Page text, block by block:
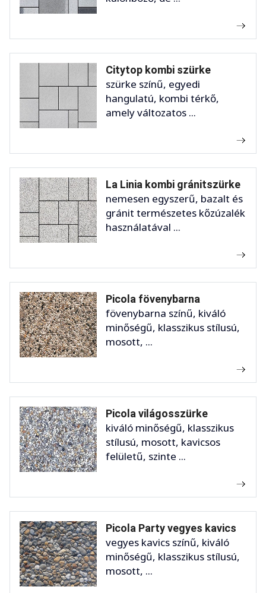
Citytop kombi szürke
szürke színű, egyedi
hangulatú, kombi térkő,
amely változatos ...
La Linia kombi gránitszürke
nemesen egyszerű, bazalt és
gránit természetes kőzúzalék
használatával ...
Picola fövenybarna
fövenybarna színű, kiváló
minőségű, klasszikus stílusú,
mosott, ...
Picola világosszürke
kiváló minőségű, klasszikus
stílusú, mosott, kavicsos
felületű, szinte ...
Picola Party vegyes kavics
vegyes kavics színű, kiváló
minőségű, klasszikus stílusú,
mosott, ...